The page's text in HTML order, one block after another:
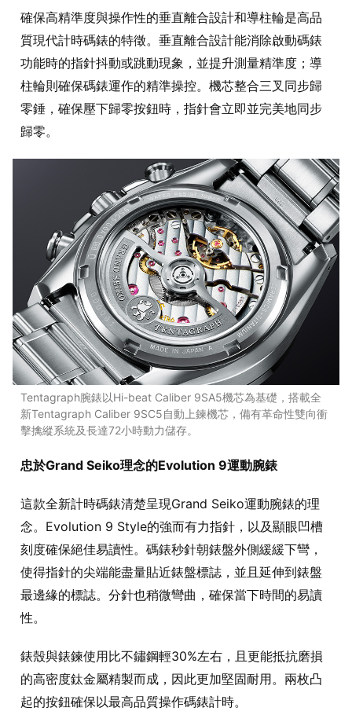
確保高精準度與操作性的垂直離合設計和導柱輪是高品
質現代計時碼錶的特徵。垂直離合設計能消除啟動碼錶
功能時的指針抖動或跳動現象，並提升測量精準度；導
柱輪則確保碼錶運作的精準操控。機芯整合三叉同步歸
零錘，確保壓下歸零按鈕時，指針會立即並完美地同步
歸零。
Tentagraph腕錶以Hi-beat Caliber 9SA5機芯為基礎，搭載全
新Tentagraph Caliber 9SC5自動上鍊機芯，備有革命性雙向衝
擊擒縱系統及長達72小時動力儲存。
忠於Grand Seiko理念的Evolution 9運動腕錶
這款全新計時碼錶清楚呈現Grand Seiko運動腕錶的理
念。Evolution 9 Style的強而有力指針，以及顯眼凹槽
刻度確保絕佳易讀性。碼錶秒針朝錶盤外側緩緩下彎，
使得指針的尖端能盡量貼近錶盤標誌，並且延伸到錶盤
最邊緣的標誌。分針也稍微彎曲，確保當下時間的易讀
性。
錶殼與錶鍊使用比不鏽鋼輕30%左右，且更能抵抗磨損
的高密度鈦金屬精製而成，因此更加堅固耐用。兩枚凸
起的按鈕確保以最高品質操作碼錶計時。